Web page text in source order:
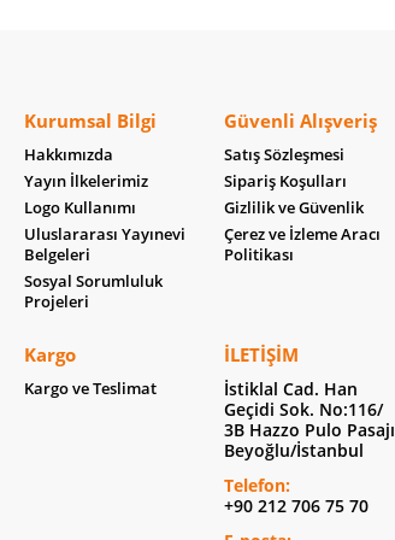
Kurumsal Bilgi
Hakkımızda
Yayın İlkelerimiz
Logo Kullanımı
Uluslararası Yayınevi
Belgeleri
Sosyal Sorumluluk
Projeleri
Güvenli Alışveriş
Satış Sözleşmesi
Sipariş Koşulları
Gizlilik ve Güvenlik
Çerez ve İzleme Aracı
Politikası
Kargo
Kargo ve Teslimat
İLETIŞIM
İstiklal Cad. Han
Geçidi Sok. No:116/
3B Hazzo Pulo Pasajı
Beyoğlu/İstanbul
Telefon:
+90 212 706 75 70